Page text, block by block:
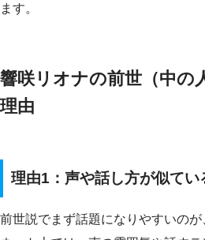
ます。
響咲リオナの前世（中の
理由
理由1：声や話し方が似てい
前世説でまず話題になりやすいのが